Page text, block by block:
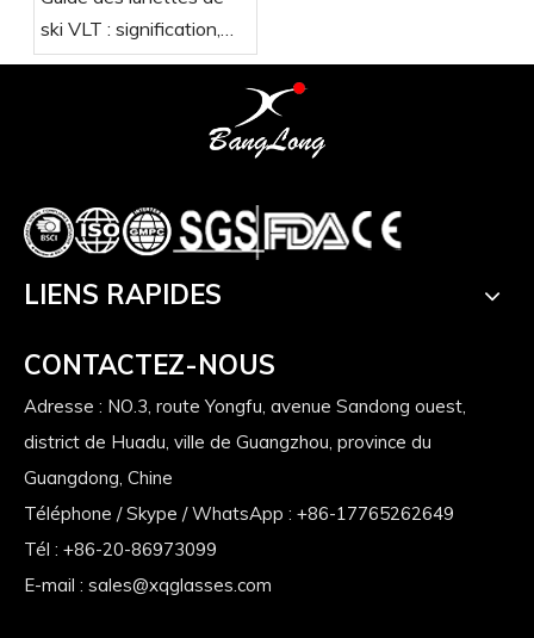
ski VLT : signification,
importance et comment
LIENS RAPIDES
CONTACTEZ-NOUS
Adresse : NO.3, route Yongfu, avenue Sandong ouest,
district de Huadu, ville de Guangzhou, province du
Guangdong, Chine
Téléphone / Skype / WhatsApp : +86-17765262649
Tél : +86-20-86973099
E-mail : sales@xqglasses.com